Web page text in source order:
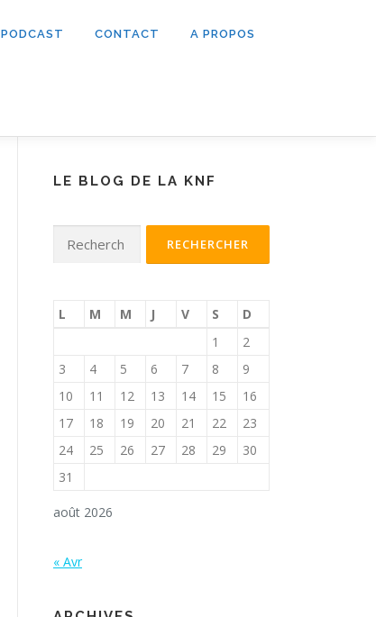
PODCAST CONTACT A PROPOS
LE BLOG DE LA KNF
août 2026
L M M J V S
D
1
2
3
4 5 6 7 8
9
10
11 12 13 14 15
16
17
18 19 20 21 22
23
24
25 26 27 28 29
30
31
« Avr